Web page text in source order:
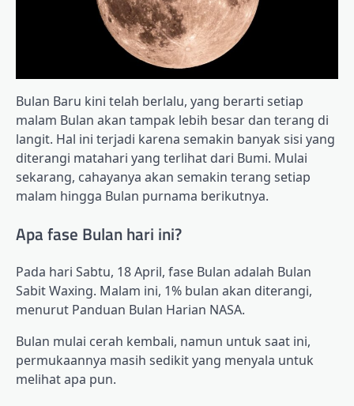
Bulan Baru kini telah berlalu, yang berarti setiap
malam Bulan akan tampak lebih besar dan terang di
langit. Hal ini terjadi karena semakin banyak sisi yang
diterangi matahari yang terlihat dari Bumi. Mulai
sekarang, cahayanya akan semakin terang setiap
malam hingga Bulan purnama berikutnya.
Apa fase Bulan hari ini?
Pada hari Sabtu, 18 April, fase Bulan adalah Bulan
Sabit Waxing. Malam ini, 1% bulan akan diterangi,
menurut Panduan Bulan Harian NASA.
Bulan mulai cerah kembali, namun untuk saat ini,
permukaannya masih sedikit yang menyala untuk
melihat apa pun.